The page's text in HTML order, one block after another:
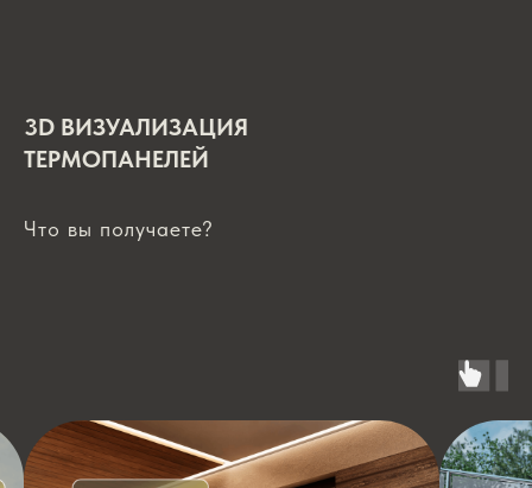
3D ВИЗУАЛИЗАЦИЯ
ТЕРМОПАНЕЛЕЙ
Что вы получаете?